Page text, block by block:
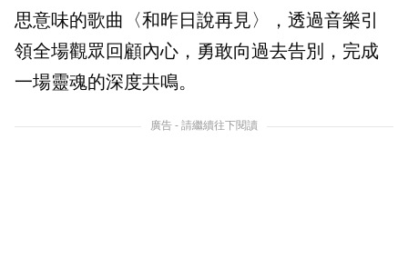
思意味的歌曲〈和昨日說再見〉，透過音樂引
領全場觀眾回顧內心，勇敢向過去告別，完成
一場靈魂的深度共鳴。
廣告 - 請繼續往下閱讀